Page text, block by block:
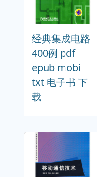
经典集成电路
400例 pdf
epub mobi
txt 电子书 下
载